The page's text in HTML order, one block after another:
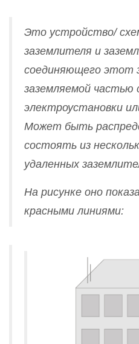
Это устройство/
заземлителя и
соединяющего этот
заземляемой частью
электроустановки
Может быть
состоять из
удаленных
На рисунке оно
красными линиями: